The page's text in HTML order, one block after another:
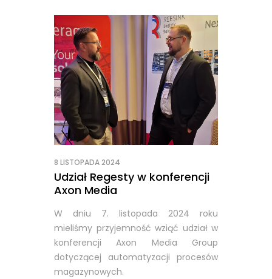
8 LISTOPADA 2024
Udział Regesty w konferencji
Axon Media
W dniu 7. listopada 2024 roku
mieliśmy przyjemność wziąć udział w
konferencji Axon Media Group
dotyczącej automatyzacji procesów
magazynowych.